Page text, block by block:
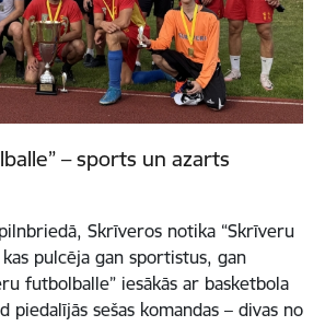
– sports un azarts
Skrīveros notika “Skrīveru
pulcēja gan sportistus, gan
futbolballe” iesākās ar basketbola
piedalījās sešas komandas – divas no